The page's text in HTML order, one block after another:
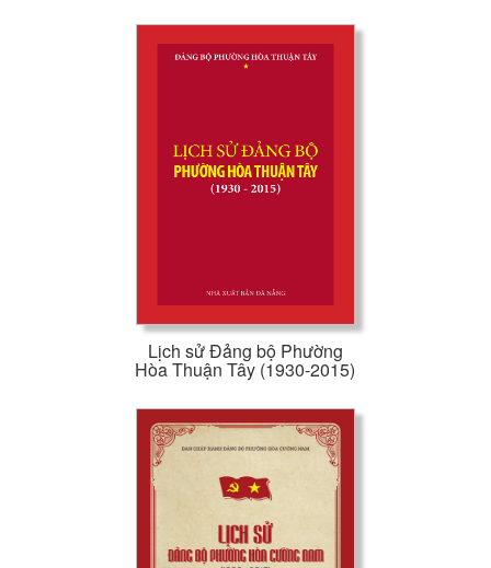
Lịch sử Đảng bộ Phường
Hòa Thuận Tây (1930-2015)